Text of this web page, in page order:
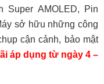
Super AMOLED, Pin
sở hữu những công
cận cảnh, bảo mật
áp dụng từ ngày 4 –